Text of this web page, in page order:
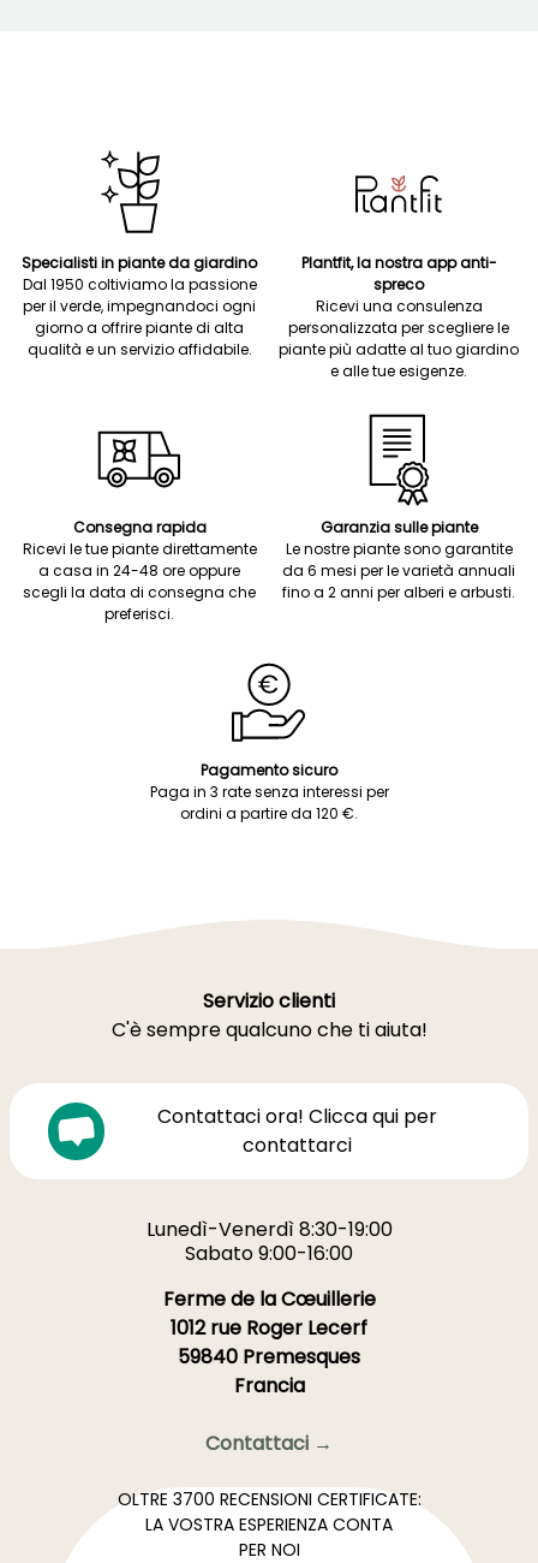
Specialisti in piante da giardino
Dal 1950 coltiviamo la passione
per il verde, impegnandoci ogni
giorno a offrire piante di alta
qualità e un servizio affidabile.
Plantfit, la nostra app anti-
spreco
Ricevi una consulenza
personalizzata per scegliere le
piante più adatte al tuo giardino
e alle tue esigenze.
Consegna rapida
Ricevi le tue piante direttamente
a casa in 24-48 ore oppure
scegli la data di consegna che
preferisci.
Garanzia sulle piante
Le nostre piante sono garantite
da 6 mesi per le varietà annuali
fino a 2 anni per alberi e arbusti.
Pagamento sicuro
Paga in 3 rate senza interessi per
ordini a partire da 120 €.
Servizio clienti
C'è sempre qualcuno che ti aiuta!
Contattaci ora! Clicca qui per
contattarci
Lunedì-Venerdì 8:30-19:00
Sabato 9:00-16:00
Ferme de la Cœuillerie
1012 rue Roger Lecerf
59840 Premesques
Francia
Contattaci →
OLTRE 3700 RECENSIONI CERTIFICATE:
LA VOSTRA ESPERIENZA CONTA
PER NOI